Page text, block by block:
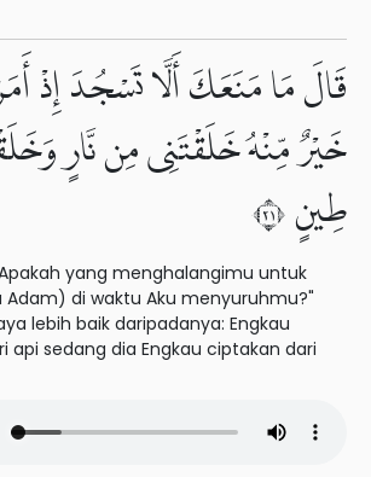
قَالَ مَا مَنَعَكَ أَلَّا تَسْجُدَ إِذْ
خَيْرٌ مِّنْهُ خَلَقْتَنِى مِن نَّارٍ
طِينٍ ١٢
yang menghalangimu untuk
di waktu Aku menyuruhmu?"
lebih baik daripadanya: Engkau
api sedang dia Engkau ciptakan dari